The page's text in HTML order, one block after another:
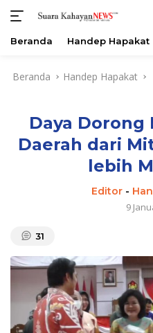
Beranda Handep Hapakat
Beranda Handep Hapakat
Daya Dorong
Daerah dari
lebih
Editor-
9
31